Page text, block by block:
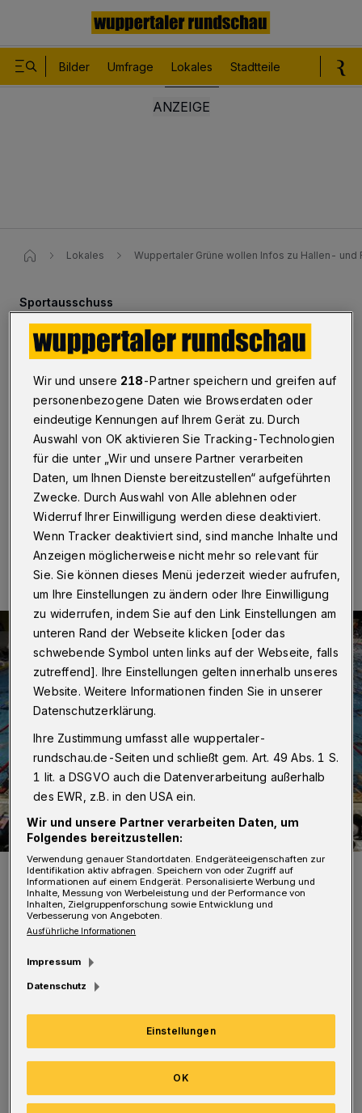
Bilder Umfrage Lokales Stadtteile
Lokales Wuppertaler Grüne wollen Infos zu Hallen- und
Sportausschuss
Grüne wollen Infos zu Hallen-
und Freibädern
Wuppertal·Die Grünen möchten mehr über den
Zustand, die Zuschüsse und die Versorgung der
Wuppertaler Bäder erfahren. Deshalb haben sie eine
entsprechende Anfrage in den Sportausschuss
eingebracht.
25.04.2021 , 19:00 Uhr Eine Minute Lesezeit
Das Heinz-Hoffmann-Bad beim 24-Stunden-Schwimmen.
Foto: Dirk Freund
Dabei gehe es vor allem „um die Verteilung
von städtischen und privat geführten Bädern
im Stadtgebiet und um ein umfassendes Bild
über die Bäderlandschaft“ in Wuppertal, heißt
es. Mit Blick auf die anstehenden
Wir und unsere 218-Partner speichern und greifen auf
personenbezogene Daten wie Browserdaten oder
eindeutige Kennungen auf Ihrem Gerät zu. Durch
Auswahl von OK aktivieren Sie Tracking-Technologien
für die unter „Wir und unsere Partner verarbeiten
Daten, um Ihnen Dienste bereitzustellen“ aufgeführten
Zwecke. Durch Auswahl von Alle ablehnen oder
Widerruf Ihrer Einwilligung werden diese deaktiviert.
Wenn Tracker deaktiviert sind, sind manche Inhalte und
Anzeigen möglicherweise nicht mehr so relevant für
Sie. Sie können dieses Menü jederzeit wieder aufrufen,
um Ihre Einstellungen zu ändern oder Ihre Einwilligung
zu widerrufen, indem Sie auf den Link Einstellungen am
unteren Rand der Webseite klicken [oder das
schwebende Symbol unten links auf der Webseite, falls
zutreffend]. Ihre Einstellungen gelten innerhalb unseres
Website. Weitere Informationen finden Sie in unserer
Datenschutzerklärung.
Ihre Zustimmung umfasst alle wuppertaler-
rundschau.de-Seiten und schließt gem. Art. 49 Abs. 1 S.
1 lit. a DSGVO auch die Datenverarbeitung außerhalb
des EWR, z.B. in den USA ein.
Wir und unsere Partner verarbeiten Daten, um
Folgendes bereitzustellen:
Verwendung genauer Standortdaten. Endgeräteeigenschaften zur
Identifikation aktiv abfragen. Speichern von oder Zugriff auf
Informationen auf einem Endgerät. Personalisierte Werbung und
Inhalte, Messung von Werbeleistung und der Performance von
Inhalten, Zielgruppenforschung sowie Entwicklung und
Verbesserung von Angeboten.
Ausführliche Informationen
Impressum
Datenschutz
Einstellungen
OK